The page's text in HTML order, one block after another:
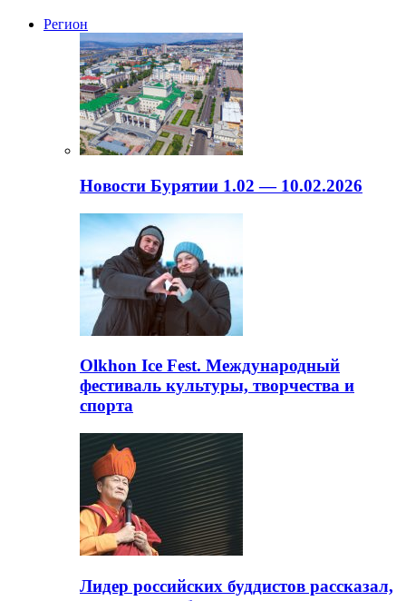
Регион
Новости Бурятии 1.02 — 10.02.2026
Olkhon Ice Fest. Международный
фестиваль культуры, творчества и
спорта
Лидер российских буддистов рассказал,